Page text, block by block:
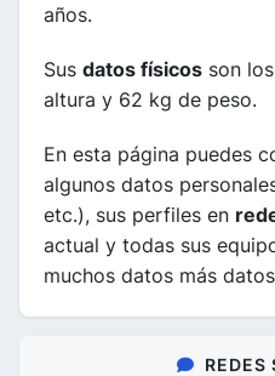
años.
Sus datos físicos son
altura y 62 kg de peso.
En esta página puedes
algunos datos
etc.), sus perfiles en
actual y todas sus
muchos datos más
REDES